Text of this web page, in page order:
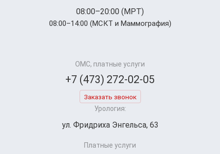
08:00–20:00 (МРТ)
08:00–14:00 (МСКТ и Маммография)
ОМС, платные услуги
+7 (473) 272-02-05
Заказать звонок
Урология:
ул. Фридриха Энгельса, 63
Платные услуги